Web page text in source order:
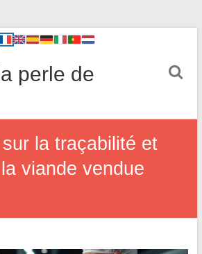
perle de
la traçabilité et
la viande vendue